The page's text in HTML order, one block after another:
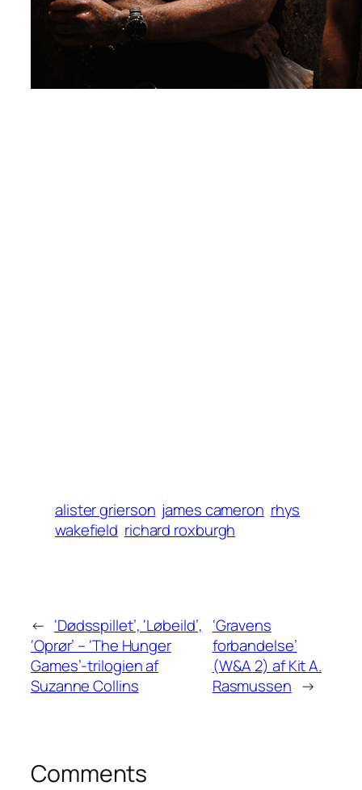
alister grierson james cameron rhys
wakefield richard roxburgh
← ‘Dødsspillet’, ‘Løbeild’,
‘Oprør’ – ‘The Hunger
Games’-trilogien af
Suzanne Collins
‘Gravens
forbandelse’
(W&A 2) af Kit A.
Rasmussen →
Comments